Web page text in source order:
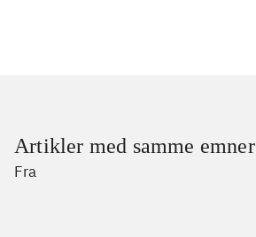
Artikler med samme emner
Fra